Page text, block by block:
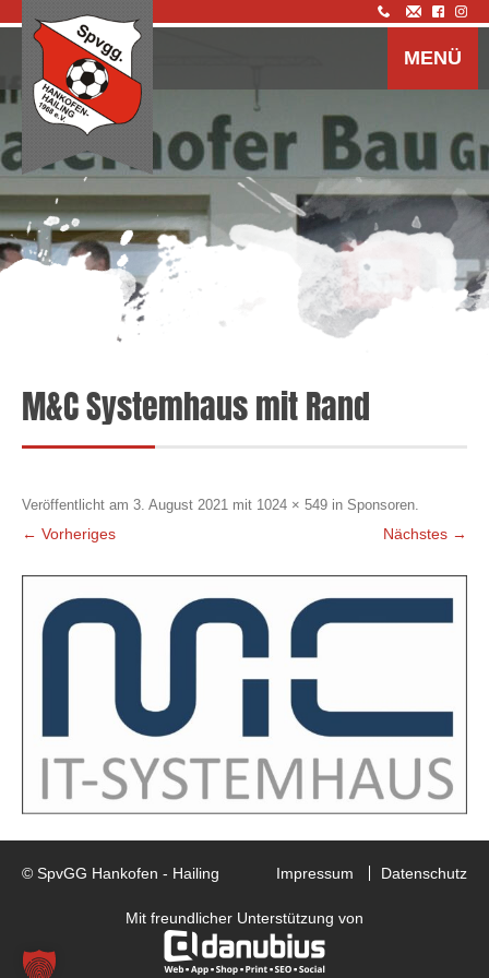
MENÜ
M&C Systemhaus mit Rand
Veröffentlicht am 3. August 2021 mit 1024 × 549 in Sponsoren.
← Vorheriges Nächstes →
© SpvGG Hankofen - Hailing Impressum Datenschutz
Mit freundlicher Unterstützung von